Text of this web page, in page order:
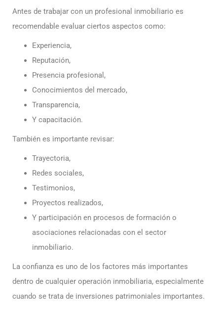
Antes de trabajar con un profesional inmobiliario es
recomendable evaluar ciertos aspectos como:
Experiencia,
Reputación,
Presencia profesional,
Conocimientos del mercado,
Transparencia,
Y capacitación.
También es importante revisar:
Trayectoria,
Redes sociales,
Testimonios,
Proyectos realizados,
Y participación en procesos de formación o
asociaciones relacionadas con el sector
inmobiliario.
La confianza es uno de los factores más importantes
dentro de cualquier operación inmobiliaria, especialmente
cuando se trata de inversiones patrimoniales importantes.